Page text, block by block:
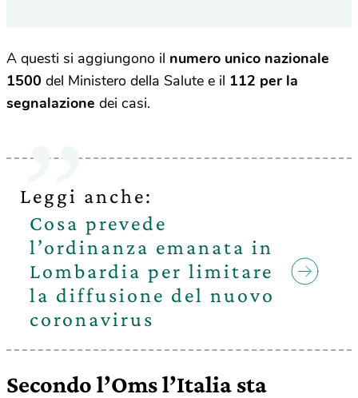
A questi si aggiungono il numero unico nazionale
1500 del Ministero della Salute e il 112 per la
segnalazione dei casi.
Leggi anche:
Cosa prevede
l’ordinanza emanata in
Lombardia per limitare
la diffusione del nuovo
coronavirus
Secondo l’Oms l’Italia sta